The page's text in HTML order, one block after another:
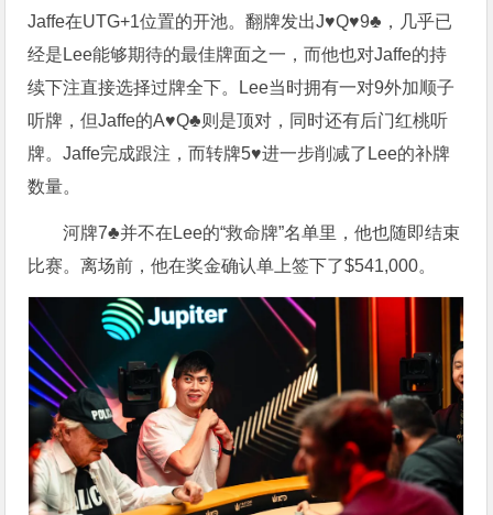
Jaffe在UTG+1位置的开池。翻牌发出J♥Q♥9♣，几乎已
经是Lee能够期待的最佳牌面之一，而他也对Jaffe的持
续下注直接选择过牌全下。Lee当时拥有一对9外加顺子
听牌，但Jaffe的A♥Q♣则是顶对，同时还有后门红桃听
牌。Jaffe完成跟注，而转牌5♥进一步削减了Lee的补牌
数量。
河牌7♣并不在Lee的“救命牌”名单里，他也随即结束
比赛。离场前，他在奖金确认单上签下了$541,000。